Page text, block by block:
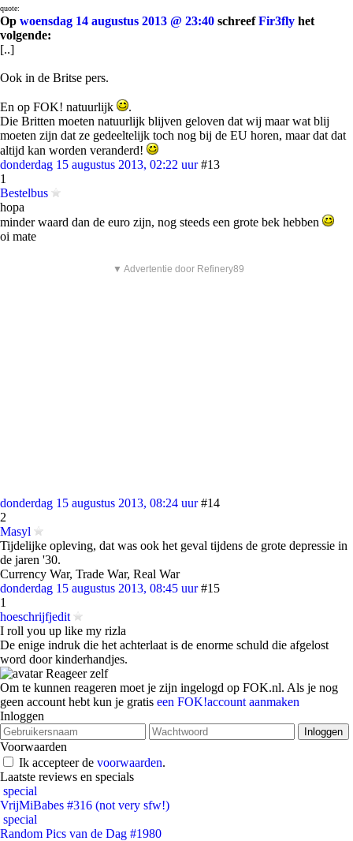
quote:
Op woensdag 14 augustus 2013 @ 23:40 schreefFir3fly het
volgende:
[..]
Ook in de Britse pers.
En op FOK! natuurlijk
.
Die Britten moeten natuurlijk blijven geloven dat wij maar wat blij
moeten zijn dat ze gedeeltelijk toch nog bij de EU horen, maar dat dat
altijd kan worden veranderd!
donderdag 15 augustus 2013, 02:22 uur #13
1
Bestelbus
hopa
minder waard dan de euro zijn, nog steeds een grote bek hebben
oi mate
▼ Advertentie door Refinery89
donderdag 15 augustus 2013, 08:24 uur #14
2
Masyl
Tijdelijke opleving, dat was ook het geval tijdens de grote depressie in
de jaren '30.
Currency War, Trade War, Real War
donderdag 15 augustus 2013, 08:45 uur #15
1
hoeschrijfjedit
I roll you up like my rizla
De enige indruk die het achterlaat is de enorme schuld die afgelost
word door kinderhandjes.
Reageer zelf
Om te kunnen reageren moet je zijn ingelogd op FOK.nl. Als je nog
geen account hebt kun je gratis een FOK!account aanmaken
Inloggen
Voorwaarden
Ik accepteer de voorwaarden.
Laatste reviews en specials
special
VrijMiBabes #316 (not very sfw!)
special
Random Pics van de Dag #1980